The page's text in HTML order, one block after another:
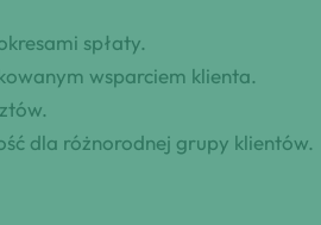
spłaty.
wsparciem klienta.
dla różnorodnej grupy klientów.